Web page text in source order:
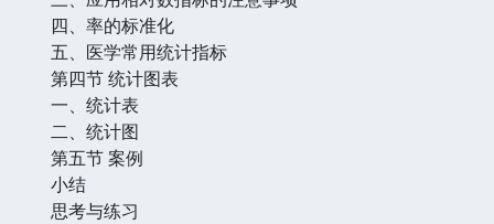
四、率的标准化
五、医学常用统计指标
第四节 统计图表
一、统计表
二、统计图
第五节 案例
小结
思考与练习